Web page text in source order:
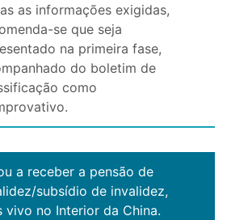
as informações exigidas,
se que seja
na primeira fase,
do boletim de
como
a receber a pensão de
subsídio de invalidez,
vivo no Interior da China.